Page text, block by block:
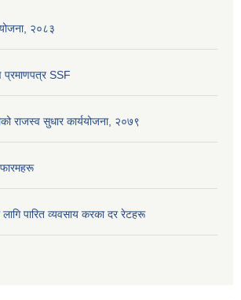
२०८३
प्रमाणपत्र SSF
राजस्व सुधार कार्ययोजना, २०७९
पारित व्यवसाय करका दर रेटहरू